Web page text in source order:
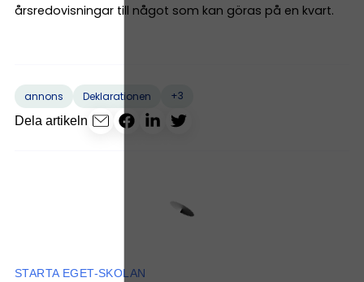
årsredovisningar till något som kan göras på en kvart.
annons Deklarationen
+3
Dela artikeln
STARTA EGET-SKOLAN